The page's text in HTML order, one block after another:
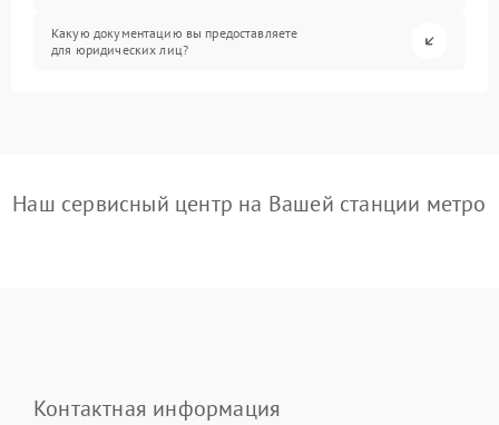
Какую документацию вы предоставляете
для юридических лиц?
Наш сервисный центр на Вашей станции метро
Контактная информация